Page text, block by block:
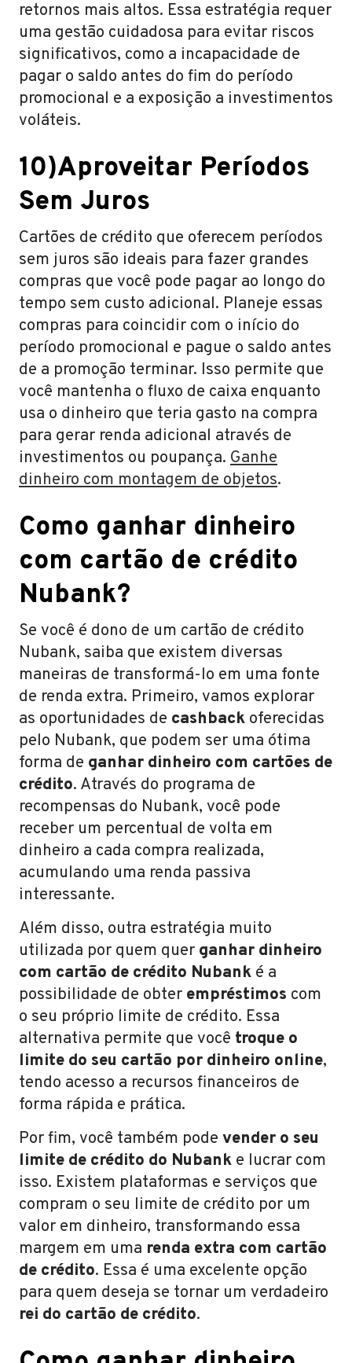
retornos mais altos. Essa estratégia requer
uma gestão cuidadosa para evitar riscos
significativos, como a incapacidade de
pagar o saldo antes do fim do período
promocional e a exposição a investimentos
voláteis.
10)Aproveitar Períodos
Sem Juros
Cartões de crédito que oferecem períodos
sem juros são ideais para fazer grandes
compras que você pode pagar ao longo do
tempo sem custo adicional. Planeje essas
compras para coincidir com o início do
período promocional e pague o saldo antes
de a promoção terminar. Isso permite que
você mantenha o fluxo de caixa enquanto
usa o dinheiro que teria gasto na compra
para gerar renda adicional através de
investimentos ou poupança. Ganhe
dinheiro com montagem de objetos.
Como ganhar dinheiro
com cartão de crédito
Nubank?
Se você é dono de um cartão de crédito
Nubank, saiba que existem diversas
maneiras de transformá-lo em uma fonte
de renda extra. Primeiro, vamos explorar
as oportunidades de cashback oferecidas
pelo Nubank, que podem ser uma ótima
forma de ganhar dinheiro com cartões de
crédito. Através do programa de
recompensas do Nubank, você pode
receber um percentual de volta em
dinheiro a cada compra realizada,
acumulando uma renda passiva
interessante.
Além disso, outra estratégia muito
utilizada por quem quer ganhar dinheiro
com cartão de crédito Nubank é a
possibilidade de obter empréstimos com
o seu próprio limite de crédito. Essa
alternativa permite que você troque o
limite do seu cartão por dinheiro online,
tendo acesso a recursos financeiros de
forma rápida e prática.
Por fim, você também pode vender o seu
limite de crédito do Nubank e lucrar com
isso. Existem plataformas e serviços que
compram o seu limite de crédito por um
valor em dinheiro, transformando essa
margem em uma renda extra com cartão
de crédito. Essa é uma excelente opção
para quem deseja se tornar um verdadeiro
rei do cartão de crédito.